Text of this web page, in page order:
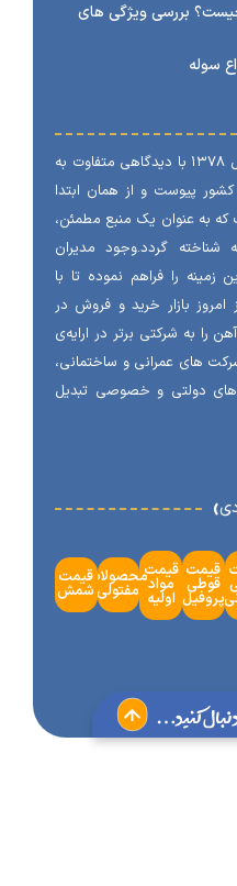
ویژگی های
با دیدگاهی متفاوت به
از همان ابتدا
یک منبع مطمئن،
مدیران
نموده تا با
خرید و فروش در
برتر در ارایه‌ی
و ساختمانی،
و خصوصی تبدیل
محصولات
مفتولی
قیمت
شمش